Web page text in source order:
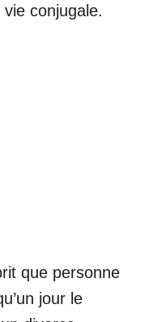
conjugale.
que personne
jour le